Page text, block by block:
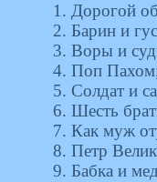
1. Дорогой
2. Барин и
3. Воры и
4. Поп
5. Солдат и
6. Шесть
7. Как муж
8. Петр
9. Бабка и